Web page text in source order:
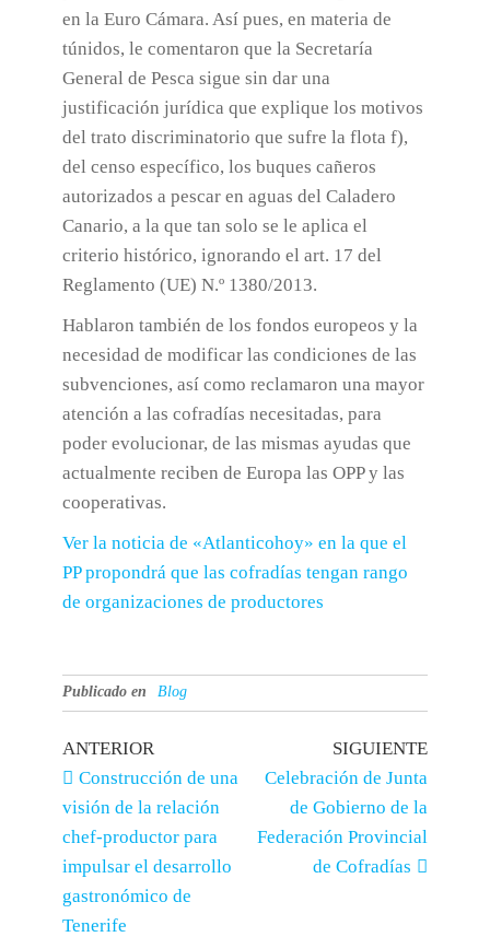
en la Euro Cámara. Así pues, en materia de
túnidos, le comentaron que la Secretaría
General de Pesca sigue sin dar una
justificación jurídica que explique los motivos
del trato discriminatorio que sufre la flota f),
del censo específico, los buques cañeros
autorizados a pescar en aguas del Caladero
Canario, a la que tan solo se le aplica el
criterio histórico, ignorando el art. 17 del
Reglamento (UE) N.º 1380/2013.
Hablaron también de los fondos europeos y la
necesidad de modificar las condiciones de las
subvenciones, así como reclamaron una mayor
atención a las cofradías necesitadas, para
poder evolucionar, de las mismas ayudas que
actualmente reciben de Europa las OPP y las
cooperativas.
Ver la noticia de «Atlanticohoy» en la que el
PP propondrá que las cofradías tengan rango
de organizaciones de productores
Publicado en Blog
ANTERIOR
Construcción de una
visión de la relación
chef-productor para
impulsar el desarrollo
gastronómico de
Tenerife
SIGUIENTE
Celebración de Junta
de Gobierno de la
Federación Provincial
de Cofradías